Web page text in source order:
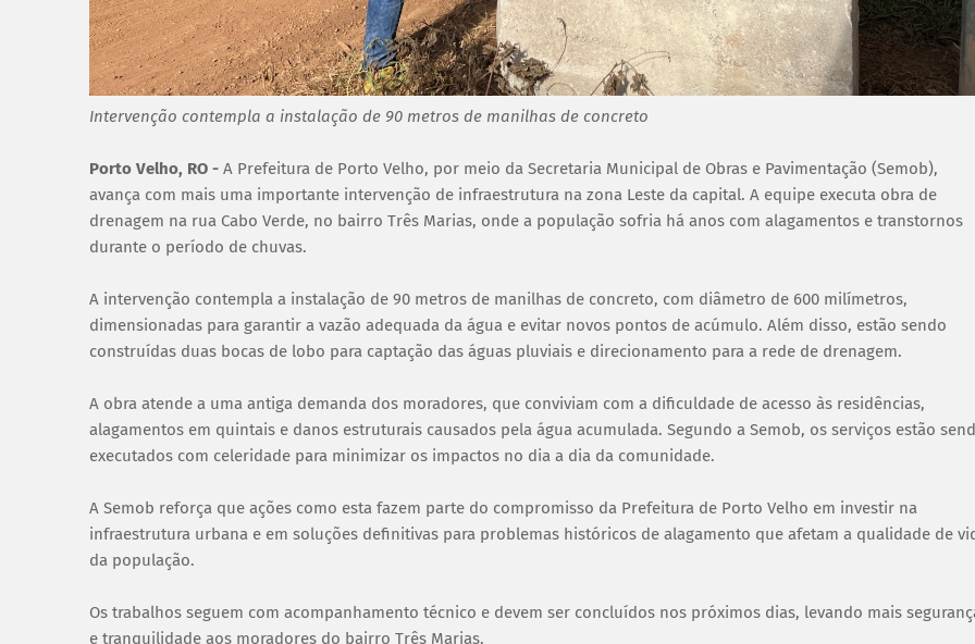
Intervenção contempla a instalação de 90 metros de manilhas de concreto
Porto Velho, RO - A Prefeitura de Porto Velho, por meio da Secretaria Municipal de Obras e Pavimentação (Semob),
avança com mais uma importante intervenção de infraestrutura na zona Leste da capital. A equipe executa obra de
drenagem na rua Cabo Verde, no bairro Três Marias, onde a população sofria há anos com alagamentos e transtornos
durante o período de chuvas.
A intervenção contempla a instalação de 90 metros de manilhas de concreto, com diâmetro de 600 milímetros,
dimensionadas para garantir a vazão adequada da água e evitar novos pontos de acúmulo. Além disso, estão sendo
construídas duas bocas de lobo para captação das águas pluviais e direcionamento para a rede de drenagem.
A obra atende a uma antiga demanda dos moradores, que conviviam com a dificuldade de acesso às residências,
alagamentos em quintais e danos estruturais causados pela água acumulada. Segundo a Semob, os serviços estão
executados com celeridade para minimizar os impactos no dia a dia da comunidade.
A Semob reforça que ações como esta fazem parte do compromisso da Prefeitura de Porto Velho em investir na
infraestrutura urbana e em soluções definitivas para problemas históricos de alagamento que afetam a qualidade de
da população.
Os trabalhos seguem com acompanhamento técnico e devem ser concluídos nos próximos dias, levando mais
e tranquilidade aos moradores do bairro Três Marias.